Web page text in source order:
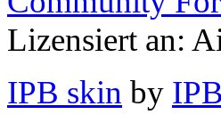
Lizensiert an:
IPB skin by